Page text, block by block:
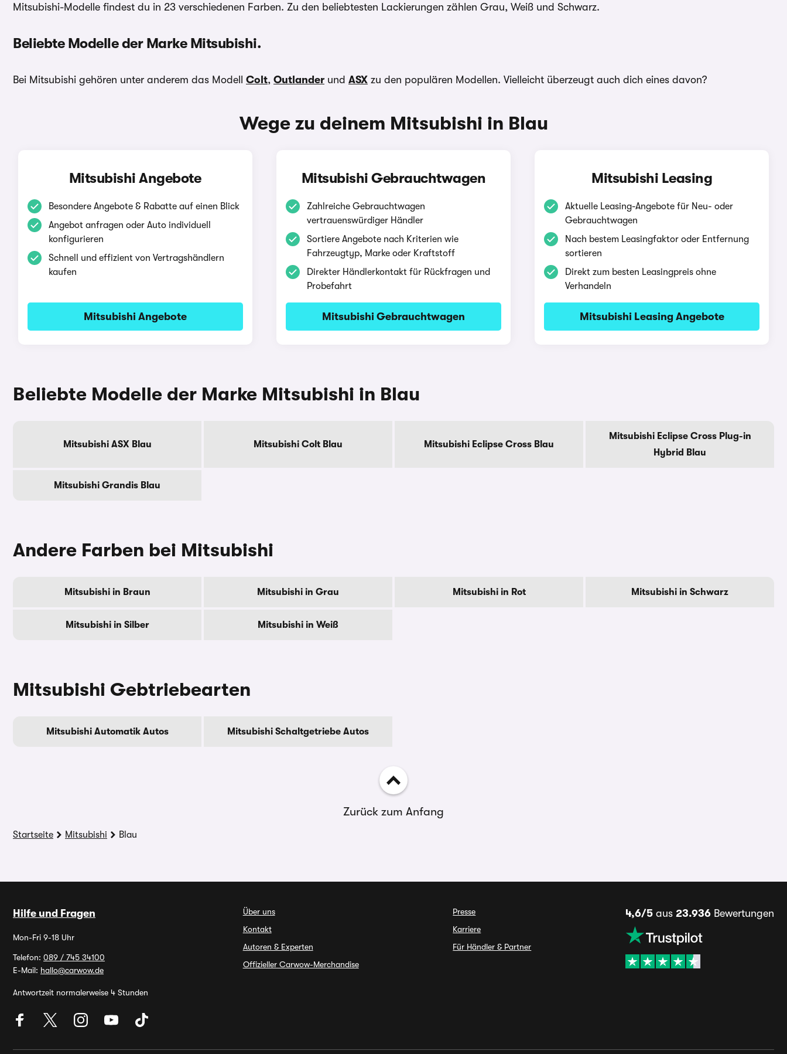
Mitsubishi-Modelle findest du in 23 verschiedenen Farben. Zu den beliebtesten Lackierungen zählen Grau, Weiß und Schwarz.
Beliebte Modelle der Marke Mitsubishi.
Bei Mitsubishi gehören unter anderem das Modell Colt, Outlander und ASX zu den populären Modellen. Vielleicht überzeugt auch dich eines davon?
Wege zu deinem Mitsubishi in Blau
Mitsubishi Angebote
Besondere Angebote & Rabatte auf einen Blick
Angebot anfragen oder Auto individuell
konfigurieren
Schnell und effizient von Vertragshändlern
kaufen
Mitsubishi Angebote
Mitsubishi Gebrauchtwagen
Zahlreiche Gebrauchtwagen
vertrauenswürdiger Händler
Sortiere Angebote nach Kriterien wie
Fahrzeugtyp, Marke oder Kraftstoff
Direkter Händlerkontakt für Rückfragen und
Probefahrt
Mitsubishi Gebrauchtwagen
Mitsubishi Leasing
Aktuelle Leasing-Angebote für Neu- oder
Gebrauchtwagen
Nach bestem Leasingfaktor oder Entfernung
sortieren
Direkt zum besten Leasingpreis ohne
Verhandeln
Mitsubishi Leasing Angebote
Beliebte Modelle der Marke Mitsubishi in Blau
Mitsubishi ASX Blau Mitsubishi Colt Blau Mitsubishi Eclipse Cross Blau
Mitsubishi Eclipse Cross Plug-in
Hybrid Blau
Mitsubishi Grandis Blau
Andere Farben bei Mitsubishi
Mitsubishi in Braun Mitsubishi in Grau Mitsubishi in Rot Mitsubishi in Schwarz
Mitsubishi in Silber Mitsubishi in Weiß
Mitsubishi Gebtriebearten
Mitsubishi Automatik Autos Mitsubishi Schaltgetriebe Autos
Zurück zum Anfang
Startseite Mitsubishi Blau
Hilfe und Fragen
Mon-Fri 9-18 Uhr
Telefon: 089 / 745 34100
E-Mail: hallo@carwow.de
Antwortzeit normalerweise 4 Stunden
Über uns
Kontakt
Autoren & Experten
Offizieller Carwow-Merchandise
Presse
Karriere
Für Händler & Partner
4,6/5aus 23.936Bewertungen